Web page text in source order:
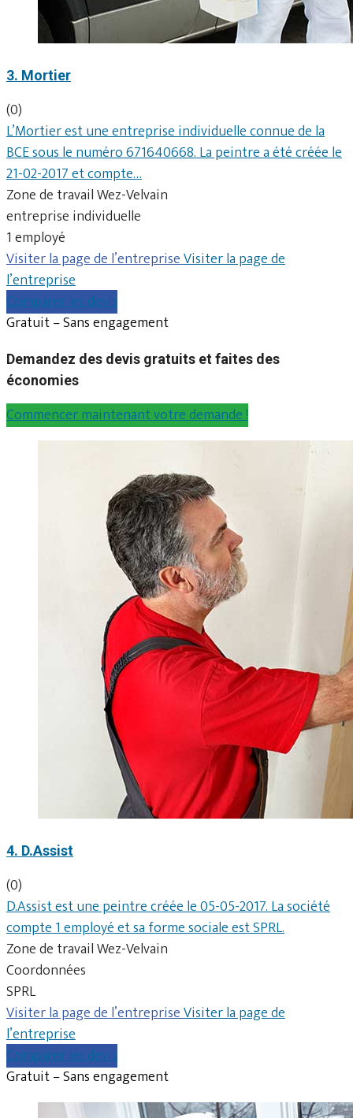
3. Mortier
(0)
L’Mortier est une entreprise individuelle connue de la
BCE sous le numéro 671640668. La peintre a été créée le
21-02-2017 et compte…
Zone de travail Wez-Velvain
entreprise individuelle
1 employé
Visiter la page de l’entrepriseVisiter la page de
l’entreprise
Comparer les devis
Gratuit – Sans engagement
Demandez des devis gratuits et faites des
économies
Commencer maintenant votre demande !
4. D.Assist
(0)
D.Assist est une peintre créée le 05-05-2017. La société
compte 1 employé et sa forme sociale est SPRL.
Zone de travail Wez-Velvain
Coordonnées
SPRL
Visiter la page de l’entrepriseVisiter la page de
l’entreprise
Comparer les devis
Gratuit – Sans engagement